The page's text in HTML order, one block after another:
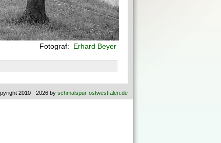
Fotograf: Erhard Beyer
2010 - 2026 by schmalspur-ostwestfalen.de